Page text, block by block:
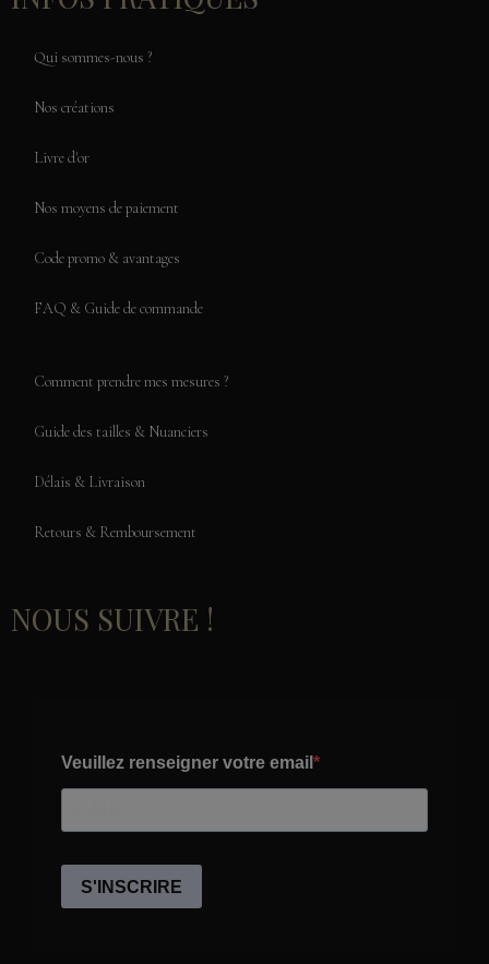
Qui sommes-nous ?
Nos créations
Livre d'or
Nos moyens de paiement
Code promo & avantages
FAQ & Guide de commande
Comment prendre mes mesures ?
Guide des tailles & Nuanciers
Délais & Livraison
Retours & Remboursement
NOUS SUIVRE !